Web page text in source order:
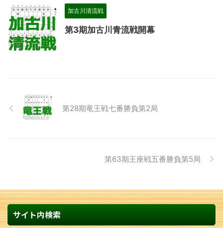
加古川清流戦
第3期加古川青流戦開幕
第28期竜王戦七番勝負第2局
第63期王座戦五番勝負第5局
サイト内検索